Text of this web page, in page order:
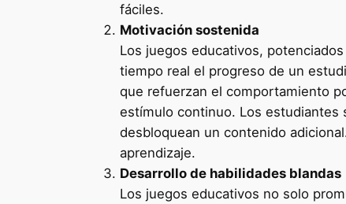
fáciles.
Motivación sostenida
Los juegos educativos,
tiempo real el progreso de un
que refuerzan el comportamiento
estímulo continuo. Los estudiantes
desbloquean un contenido
aprendizaje.
Desarrollo de habilidades blandas
Los juegos educativos no solo